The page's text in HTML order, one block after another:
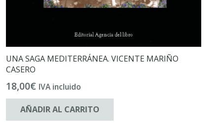
UNA SAGA MEDITERRÁNEA. VICENTE MARIÑO
CASERO
18,00€ IVA incluido
AÑADIR AL CARRITO